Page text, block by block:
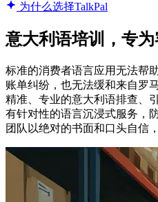
为什么选择TalkPal
意大利语培训，专
标准的消费者语言应用无法帮
账单纠纷，也无法缓和来自罗
精准、专业的意大利语排查、
有针对性的语言沉浸式服务，
团队以绝对的书面和口头自信